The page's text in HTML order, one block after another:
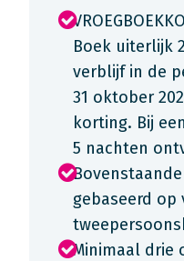
Boek uiterlijk
verblijf in de
31 oktober
korting. Bij
5 nachten
gebaseerd op
Minimaal drie